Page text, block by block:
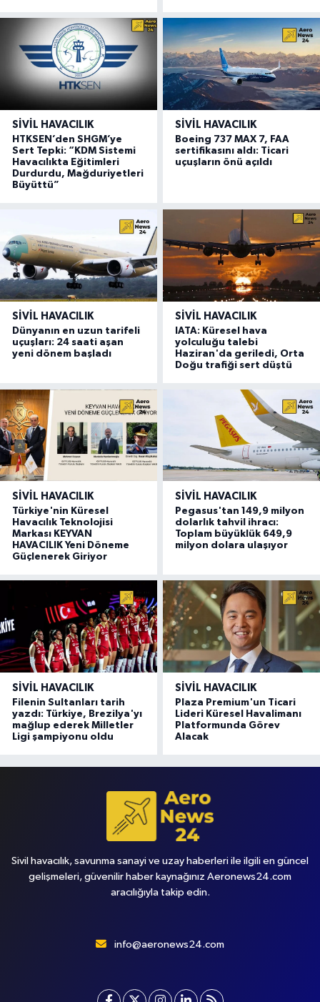
SIVIL HAVACILIK
HTKSEN’den SHGM’ye
Sert Tepki: “KDM Sistemi
Havacılıkta Eğitimleri
Durdurdu, Mağduriyetleri
Büyüttü”
SIVIL HAVACILIK
Boeing 737 MAX 7, FAA
sertifikasını aldı: Ticari
uçuşların önü açıldı
SIVIL HAVACILIK
Dünyanın en uzun tarifeli
uçuşları: 24 saati aşan
yeni dönem başladı
SIVIL HAVACILIK
IATA: Küresel hava
yolculuğu talebi
Haziran'da geriledi, Orta
Doğu trafiği sert düştü
SIVIL HAVACILIK
Türkiye'nin Küresel
Havacılık Teknolojisi
Markası KEYVAN
HAVACILIK Yeni Döneme
Güçlenerek Giriyor
SIVIL HAVACILIK
Pegasus'tan 149,9 milyon
dolarlık tahvil ihracı:
Toplam büyüklük 649,9
milyon dolara ulaşıyor
SIVIL HAVACILIK
Filenin Sultanları tarih
yazdı: Türkiye, Brezilya'yı
mağlup ederek Milletler
Ligi şampiyonu oldu
SIVIL HAVACILIK
Plaza Premium'un Ticari
Lideri Küresel Havalimanı
Platformunda Görev
Alacak
Sivil havacılık, savunma sanayi ve uzay haberleri ile ilgili en güncel
gelişmeleri, güvenilir haber kaynağınız Aeronews24.com
aracılığıyla takip edin.
info@aeronews24.com